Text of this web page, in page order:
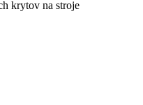
krytov na stroje